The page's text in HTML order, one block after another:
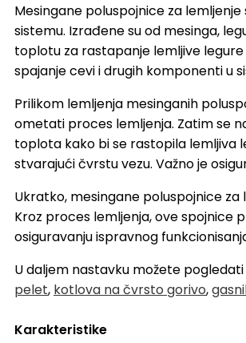
Mesingane poluspojnice za
sistemu. Izrađene su od mesinga,
toplotu za rastapanje lemljive
spajanje cevi i drugih komponenti u
Prilikom lemljenja mesinganih
ometati proces lemljenja. Zatim se
toplota kako bi se rastopila lemljiva
stvarajući čvrstu vezu. Važno je
Ukratko, mesingane poluspojnice
Kroz proces lemljenja, ove spojnice
osiguravanju ispravnog
U daljem nastavku možete
pelet, kotlova na čvrsto gorivo,
Karakteristike